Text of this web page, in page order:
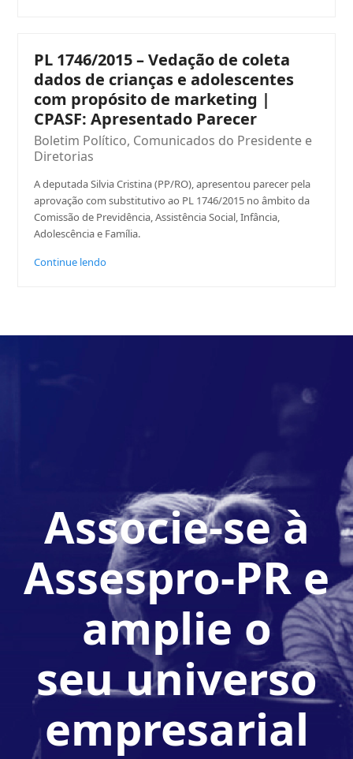
PL 1746/2015 – Vedação de coleta
dados de crianças e adolescentes
com propósito de marketing |
CPASF: Apresentado Parecer
Boletim Político, Comunicados do Presidente e
Diretorias
A deputada Silvia Cristina (PP/RO), apresentou parecer pela
aprovação com substitutivo ao PL 1746/2015 no âmbito da
Comissão de Previdência, Assistência Social, Infância,
Adolescência e Família.
Continue lendo
Associe-se à
Assespro-PR e
amplie o
seu universo
empresarial